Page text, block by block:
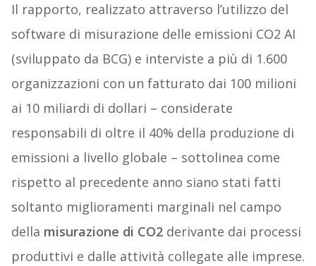
Il rapporto, realizzato attraverso l’utilizzo del
software di misurazione delle emissioni CO2 AI
(sviluppato da BCG) e interviste a più di 1.600
organizzazioni con un fatturato dai 100 milioni
ai 10 miliardi di dollari – considerate
responsabili di oltre il 40% della produzione di
emissioni a livello globale – sottolinea come
rispetto al precedente anno siano stati fatti
soltanto miglioramenti marginali nel campo
della misurazione di CO2derivante dai processi
produttivi e dalle attività collegate alle imprese.